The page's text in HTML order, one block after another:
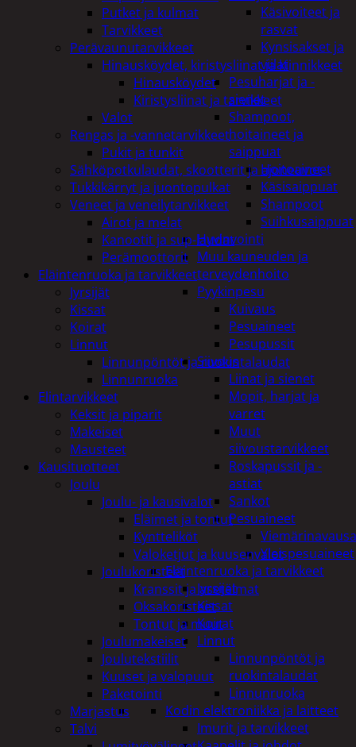
Käsivoiteet ja
rasvat
Kynsisakset ja
viilat
Pesuharjat ja -
sienet
Shampoot,
hoitaineet ja
saippuat
Hoitoaineet
Käsisaippuat
Shampoot
Suihkusaippuat
Hyvinvointi
Muu kauneuden ja
terveydenhoito
Pyykinpesu
Kuivaus
Pesuaineet
Pesupussit
Siivous
Liinat ja sienet
Mopit, harjat ja
varret
Muut
siivoustarvikkeet
Roskapussit ja -
astiat
Sankot
Pesuaineet
Yleispesuaineet
Eläintenruoka ja tarvikkeet
Jyrsijät
Kissat
Koirat
Linnut
Linnunpöntöt ja
ruokintalaudat
Linnunruoka
Kodin elektroniikka ja laitteet
Imurit ja tarvikkeet
Putket ja kulmat
Tarvikkeet
Perävaunutarvikkeet
Hinausköydet, kiristysliinat ja kiinnikkeet
Hinausköydet
Kiristysliinat ja tarvikkeet
Valot
Rengas ja -vannetarvikkeet
Pukit ja tunkit
Sähköpotkulaudat, skootterit ja ajoneuvot
Tukkikärryt ja juontopulkat
Veneet ja veneilytarvikkeet
Airot ja melat
Kanootit ja sup-laudat
Perämoottorit
Eläintenruoka ja tarvikkeet
Jyrsijät
Kissat
Koirat
Linnut
Linnunpöntöt ja ruokintalaudat
Linnunruoka
Elintarvikkeet
Keksit ja piparit
Makeiset
Mausteet
Kausituotteet
Joulu
Joulu- ja kausivalot
Eläimet ja tontut
Kyntteliköt
Valoketjut ja kuusenvalot
Joulukoristeet
Kranssit ja asetelmat
Oksakoristeet
Tontut ja muut
Joulumakeiset
Joulutekstiilit
Kuuset ja valopuut
Paketointi
Marjastus
Talvi